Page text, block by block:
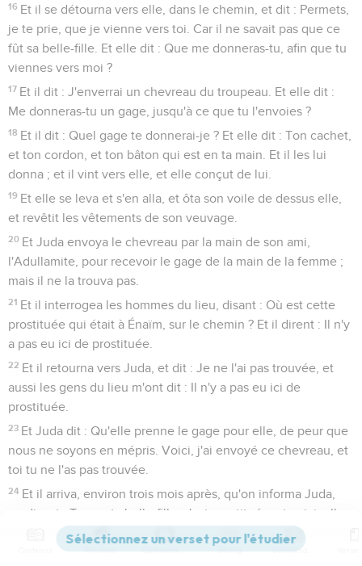
16 Et il se détourna vers elle, dans le chemin, et dit : Permets,
je te prie, que je vienne vers toi. Car il ne savait pas que ce
fût sa belle-fille. Et elle dit : Que me donneras-tu, afin que tu
viennes vers moi ?
17 Et il dit : J'enverrai un chevreau du troupeau. Et elle dit :
Me donneras-tu un gage, jusqu'à ce que tu l'envoies ?
18 Et il dit : Quel gage te donnerai-je ? Et elle dit : Ton cachet,
et ton cordon, et ton bâton qui est en ta main. Et il les lui
donna ; et il vint vers elle, et elle conçut de lui.
19 Et elle se leva et s'en alla, et ôta son voile de dessus elle,
et revêtit les vêtements de son veuvage.
20 Et Juda envoya le chevreau par la main de son ami,
l'Adullamite, pour recevoir le gage de la main de la femme ;
mais il ne la trouva pas.
21 Et il interrogea les hommes du lieu, disant : Où est cette
prostituée qui était à Énaïm, sur le chemin ? Et il dirent : Il n'y
a pas eu ici de prostituée.
22 Et il retourna vers Juda, et dit : Je ne l'ai pas trouvée, et
aussi les gens du lieu m'ont dit : Il n'y a pas eu ici de
prostituée.
23 Et Juda dit : Qu'elle prenne le gage pour elle, de peur que
nous ne soyons en mépris. Voici, j'ai envoyé ce chevreau, et
toi tu ne l'as pas trouvée.
24 Et il arriva, environ trois mois après, qu'on informa Juda,
en disant : Tamar, ta belle-fille, s'est prostituée, et voici, elle
est même enceinte par la prostitution. Et Juda dit : Faites-la
sortir, et qu'elle soit brûlée.
Versions Commentaires Strong